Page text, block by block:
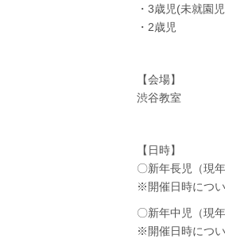
・3歳児(未就
・2歳児
【会場】
渋谷教室
【日時】
〇新年長児（現
※開催日時につ
〇新年中児（現
※開催日時につ